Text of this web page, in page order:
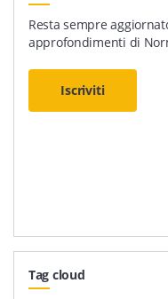
Resta sempre
approfondimenti di
Iscriviti
Tag cloud